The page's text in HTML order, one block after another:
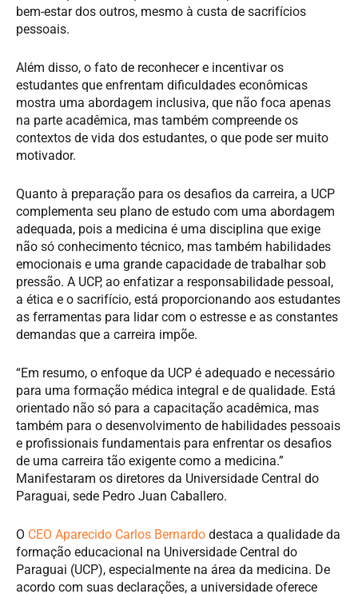
bem-estar dos outros, mesmo à custa de sacrifícios
pessoais.
Além disso, o fato de reconhecer e incentivar os
estudantes que enfrentam dificuldades econômicas
mostra uma abordagem inclusiva, que não foca apenas
na parte acadêmica, mas também compreende os
contextos de vida dos estudantes, o que pode ser muito
motivador.
Quanto à preparação para os desafios da carreira, a UCP
complementa seu plano de estudo com uma abordagem
adequada, pois a medicina é uma disciplina que exige
não só conhecimento técnico, mas também habilidades
emocionais e uma grande capacidade de trabalhar sob
pressão. A UCP, ao enfatizar a responsabilidade pessoal,
a ética e o sacrifício, está proporcionando aos estudantes
as ferramentas para lidar com o estresse e as constantes
demandas que a carreira impõe.
“Em resumo, o enfoque da UCP é adequado e necessário
para uma formação médica integral e de qualidade. Está
orientado não só para a capacitação acadêmica, mas
também para o desenvolvimento de habilidades pessoais
e profissionais fundamentais para enfrentar os desafios
de uma carreira tão exigente como a medicina.”
Manifestaram os diretores da Universidade Central do
Paraguai, sede Pedro Juan Caballero.
O CEO Aparecido Carlos Bernardo destaca a qualidade da
formação educacional na Universidade Central do
Paraguai (UCP), especialmente na área da medicina. De
acordo com suas declarações, a universidade oferece